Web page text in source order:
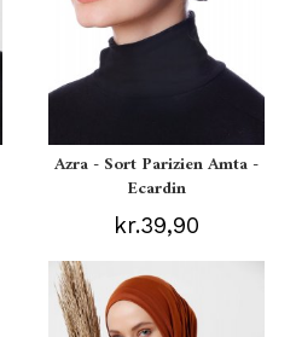
Azra - Sort Parizien Amta -
Ecardin
kr.39,90